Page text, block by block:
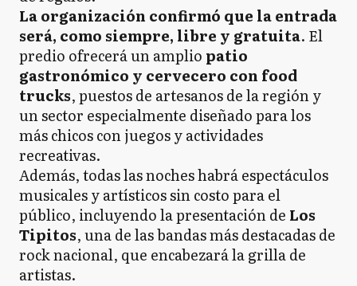
La organización confirmó que la entrada
será, como siempre, libre y gratuita. El
predio ofrecerá un amplio patio
gastronómico y cervecero con food
trucks, puestos de artesanos de la región y
un sector especialmente diseñado para los
más chicos con juegos y actividades
recreativas.
Además, todas las noches habrá espectáculos
musicales y artísticos sin costo para el
público, incluyendo la presentación de Los
Tipitos, una de las bandas más destacadas de
rock nacional, que encabezará la grilla de
artistas.